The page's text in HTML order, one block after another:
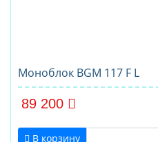
Моноблок BGM 117 F L
89 200
В корзину